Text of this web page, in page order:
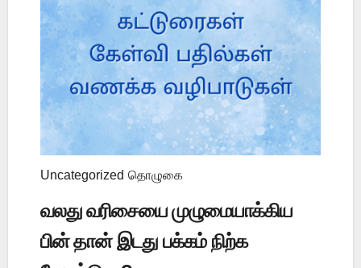
Uncategorized தொழுகை
வலது வரிசையை முழுமையாக்கிய
பின் தான் இடது பக்கம் நிற்க